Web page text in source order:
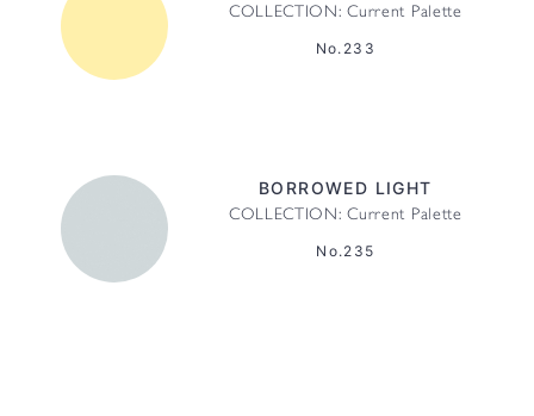
COLLECTION: Current Palette
No.233
BORROWED LIGHT
COLLECTION: Current Palette
No.235